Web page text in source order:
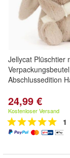
Jellycat Plüschtier
Abschlussedition
24,99 €
Kostenloser Versand
1